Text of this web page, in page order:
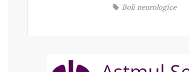
Boli neurologice